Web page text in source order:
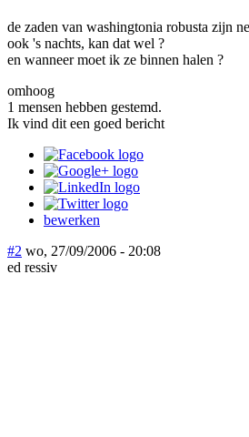
de zaden van washingtonia robusta zijn
ook 's nachts, kan dat wel ?
en wanneer moet ik ze binnen halen ?
omhoog
1 mensen hebben gestemd.
Ik vind dit een goed bericht
bewerken
#2 wo, 27/09/2006 - 20:08
ed ressiv